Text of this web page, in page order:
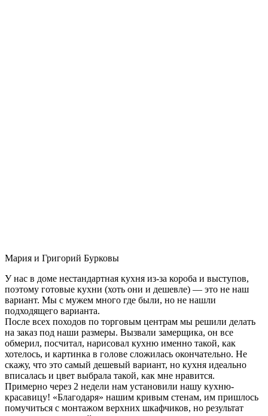
Мария и Григорий Бурковы
У нас в доме нестандартная кухня из-за короба и выступов,
поэтому готовые кухни (хоть они и дешевле) — это не наш
вариант. Мы с мужем много где были, но не нашли
подходящего варианта.
После всех походов по торговым центрам мы решили делать
на заказ под наши размеры. Вызвали замерщика, он все
обмерил, посчитал, нарисовал кухню именно такой, как
хотелось, и картинка в голове сложилась окончательно. Не
скажу, что это самый дешевый вариант, но кухня идеально
вписалась и цвет выбрала такой, как мне нравится.
Примерно через 2 недели нам установили нашу кухню-
красавицу! «Благодаря» нашим кривым стенам, им пришлось
помучиться с монтажом верхних шкафчиков, но результат